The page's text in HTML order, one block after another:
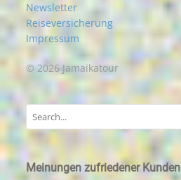
Newsletter
Reiseversicherung
Impressum
© 2026 Jamaikatour
Meinungen zufriedener Kunden